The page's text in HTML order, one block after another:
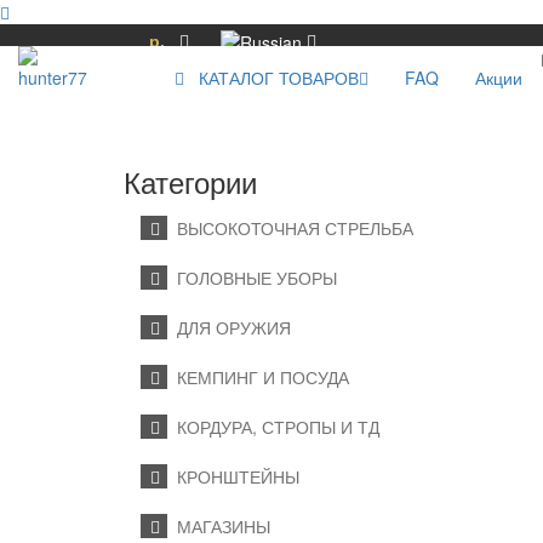
р.
КАТАЛОГ ТОВАРОВ
FAQ Акции
Категории
ВЫСОКОТОЧНАЯ СТРЕЛЬБА
ГОЛОВНЫЕ УБОРЫ
ДЛЯ ОРУЖИЯ
КЕМПИНГ И ПОСУДА
КОРДУРА, СТРОПЫ И ТД
КРОНШТЕЙНЫ
МАГАЗИНЫ